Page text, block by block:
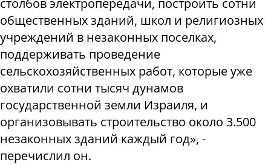
столбов электропередачи, построить сотни
общественных зданий, школ и религиозных
учреждений в незаконных поселках,
поддерживать проведение
сельскохозяйственных работ, которые уже
охватили сотни тысяч дунамов
государственной земли Израиля, и
организовывать строительство около 3.500
незаконных зданий каждый год», -
перечислил он.